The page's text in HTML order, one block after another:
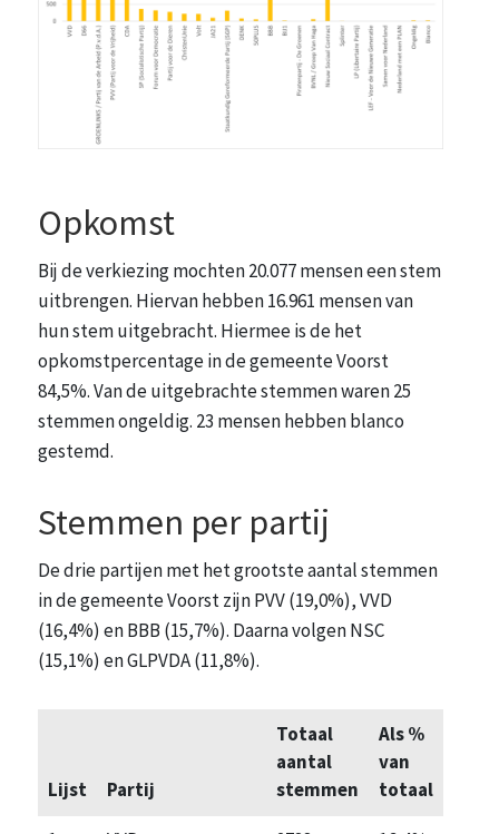
Opkomst
Bij de verkiezing mochten 20.077 mensen een stem
uitbrengen. Hiervan hebben 16.961 mensen van
hun stem uitgebracht. Hiermee is de het
opkomstpercentage in de gemeente Voorst
84,5%. Van de uitgebrachte stemmen waren 25
stemmen ongeldig. 23 mensen hebben blanco
gestemd.
Stemmen per partij
De drie partijen met het grootste aantal stemmen
in de gemeente Voorst zijn PVV (19,0%), VVD
(16,4%) en BBB (15,7%). Daarna volgen NSC
(15,1%) en GLPVDA (11,8%).
Lijst Partij
Totaal
aantal
stemmen
Als %
van
totaal